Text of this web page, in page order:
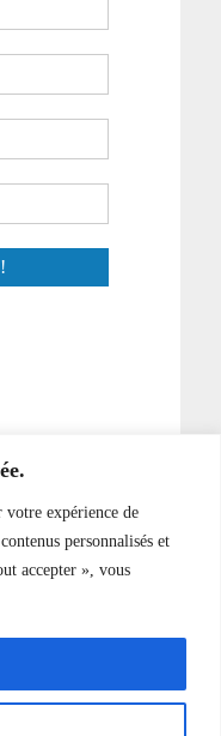
expérience de
personnalisés et
accepter », vous